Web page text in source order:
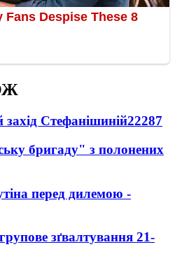
Стефанішиній22287
бригаду" з полонених
перед дилемою -
зґвалтування 21-